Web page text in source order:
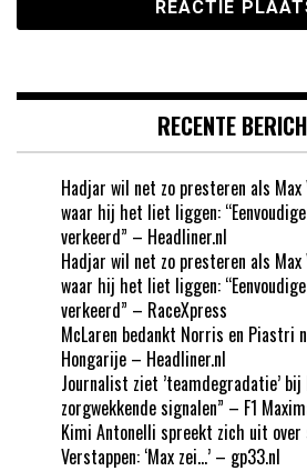
RECENTE
Hadjar wil net zo presteren als
waar hij het liet liggen:
verkeerd” – Headliner.nl
Hadjar wil net zo presteren als
waar hij het liet liggen:
verkeerd” – RaceXpress
McLaren bedankt Norris en Piastri
Hongarije – Headliner.nl
Journalist ziet ’teamdegradatie’ bij
zorgwekkende signalen” – F1
Kimi Antonelli spreekt zich uit over
Verstappen: ‘Max zei…’ – gp33.nl